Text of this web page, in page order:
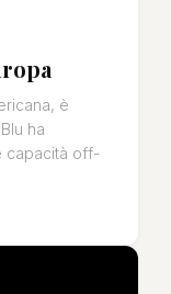
è
ha
capacità off-